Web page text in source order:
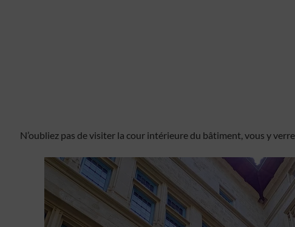
N’oubliez pas de visiter la cour intérieure du bâtiment, vous y